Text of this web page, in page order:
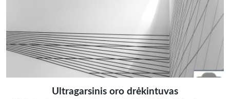
Ultragarsinis oro drėkintuvas